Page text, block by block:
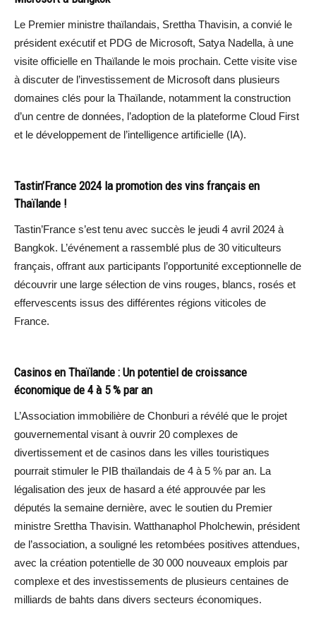
Le Premier ministre thaïlandais, Srettha Thavisin, a convié le
président exécutif et PDG de Microsoft, Satya Nadella, à une
visite officielle en Thaïlande le mois prochain. Cette visite vise
à discuter de l’investissement de Microsoft dans plusieurs
domaines clés pour la Thaïlande, notamment la construction
d’un centre de données, l’adoption de la plateforme Cloud First
et le développement de l’intelligence artificielle (IA).
Tastin’France 2024 la promotion des vins français en
Thaïlande !
Tastin’France s’est tenu avec succès le jeudi 4 avril 2024 à
Bangkok. L’événement a rassemblé plus de 30 viticulteurs
français, offrant aux participants l’opportunité exceptionnelle de
découvrir une large sélection de vins rouges, blancs, rosés et
effervescents issus des différentes régions viticoles de
France.
Casinos en Thaïlande : Un potentiel de croissance
économique de 4 à 5 % par an
L’Association immobilière de Chonburi a révélé que le projet
gouvernemental visant à ouvrir 20 complexes de
divertissement et de casinos dans les villes touristiques
pourrait stimuler le PIB thaïlandais de 4 à 5 % par an. La
légalisation des jeux de hasard a été approuvée par les
députés la semaine dernière, avec le soutien du Premier
ministre Srettha Thavisin. Watthanaphol Pholchewin, président
de l’association, a souligné les retombées positives attendues,
avec la création potentielle de 30 000 nouveaux emplois par
complexe et des investissements de plusieurs centaines de
milliards de bahts dans divers secteurs économiques.